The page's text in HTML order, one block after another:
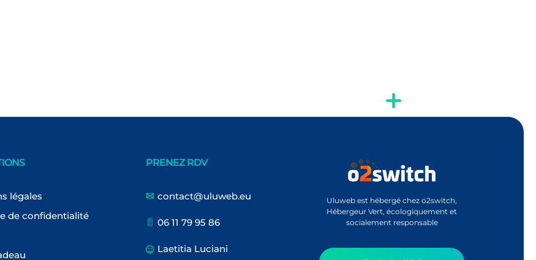
légales
de confidentialité
PRENEZ RDV
contact@uluweb.eu
06 11 79 95 86
Laetitia Luciani
Uluweb est hébergé chez o2switch,
Hébergeur Vert, écologiquement et
socialement responsable